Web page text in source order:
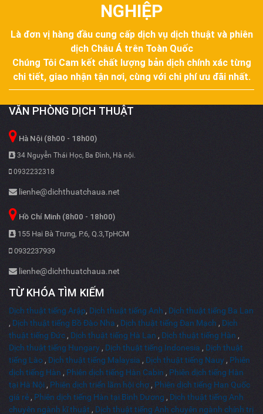
NGHIỆP
Là đơn vị hàng đầu cung cấp dịch vụ dịch thuật và phiên
dịch Châu Á trên Toàn Quốc
Chúng Tôi Cam kết chất lượng bản dịch chính xác từng
chi tiết, giao nhận tận nơi, cùng với chi phí ưu đãi nhất.
VĂN PHÒNG DỊCH THUẬT
Hà Nội (8h00 - 18h00)
34 Nguyễn Thái Học, Ba Đình, Hà nội.
0932232318
lienhe@dichthuatchaua.net
Hồ Chí Minh (8h00 - 18h00)
155 Hai Bà Trưng, P.6, Q.3,TpHCM
0932237939
lienhe@dichthuatchaua.net
TỪ KHÓA TÌM KIẾM
Dịch thuật tiếng Arập, Dịch thuật tiếng Anh , Dịch thuật tiếng Ba Lan
, Dịch thuật tiếng Bồ Đào Nha , Dịch thuật tiếng Đan Mạch , Dịch
thuật tiếng Đức , Dịch thuật tiếng Hà Lan , Dịch thuật tiếng Hàn ,
Dịch thuật tiếng Hungary , Dịch thuật tiếng Indonesia , Dịch thuật
tiếng Lào , Dịch thuật tiếng Malaysia , Dịch thuật tiếng Nauy , Phiên
dịch tiếng Hàn , Phiên dịch tiếng Hàn Cabin , Phiên dịch tiếng Hàn
tại Hà Nội , Phiên dịch triển lãm hội chợ , Phiên dịch tiếng Han Quốc
giá rẻ , Phiên dịch tiếng Hàn tại Bình Dương , Dịch thuật tiếng Anh
chuyên ngành kĩ thuật , Dịch thuật tiếng Anh chuyên ngành chính trị